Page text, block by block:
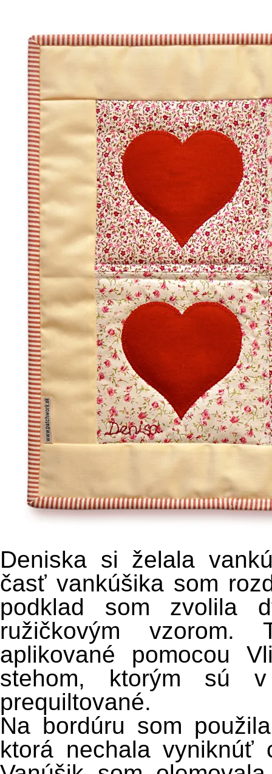
Deniska si želala
časť vankúšika som
podklad som zvolila
ružičkovým vzorom.
aplikované pomocou
stehom, ktorým sú
prequiltované.
Na bordúru som
ktorá nechala vyniknúť